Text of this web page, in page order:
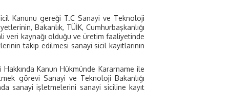
Kanunu gereği T.C Sanayi ve Teknoloji
Bakanlık, TÜİK, Cumhurbaşkanlığı
veri kaynağı olduğu ve üretim faaliyetinde
takip edilmesi sanayi sicil kayıtlarının
Kanun Hükmünde Kararname ile
görevi Sanayi ve Teknoloji Bakanlığı
sanayi işletmelerini sanayi siciline kayıt